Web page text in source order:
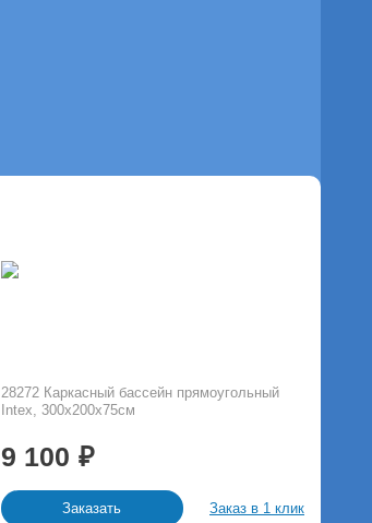
28272 Каркасный бассейн прямоугольный
Intex, 300х200х75см
9 100
Заказать Заказ в 1 клик